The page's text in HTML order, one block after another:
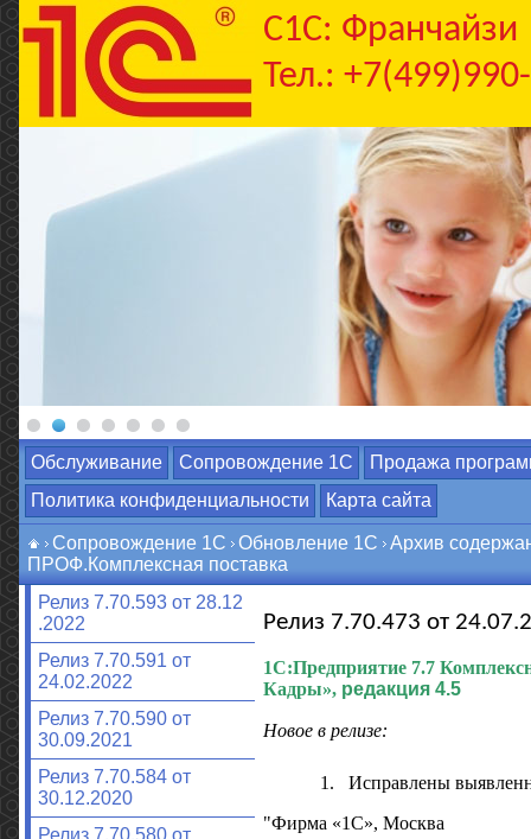
C1С: Франчайзи
Тел.:
Обслуживание Сопровождение 1С
Продажа
Политика конфиденциальности
Карта сайта
Сопровождение 1С Обновление 1С
Архив
ПРОФ.Комплексная поставка
Релиз 7.70.593 от 28.12
.2022
Релиз 7.70.591 от
24.02.2022
Релиз 7.70.590 от
30.09.2021
Релиз 7.70.584 от
30.12.2020
Релиз 7.70.580 от
Релиз 7.70.473 от
1С:Предприятие 7.7
Кадры», редакция 4.5
Новое в релизе:
1.
Исправлены
"Фирма «1С», Москва